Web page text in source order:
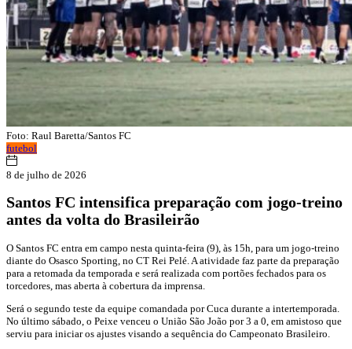
Foto: Raul Baretta/Santos FC
futebol
8 de julho de 2026
Santos FC intensifica preparação com jogo-treino
antes da volta do Brasileirão
O Santos FC entra em campo nesta quinta-feira (9), às 15h, para um jogo-treino
diante do Osasco Sporting, no CT Rei Pelé. A atividade faz parte da preparação
para a retomada da temporada e será realizada com portões fechados para os
torcedores, mas aberta à cobertura da imprensa.
Será o segundo teste da equipe comandada por Cuca durante a intertemporada.
No último sábado, o Peixe venceu o União São João por 3 a 0, em amistoso que
serviu para iniciar os ajustes visando a sequência do Campeonato Brasileiro.